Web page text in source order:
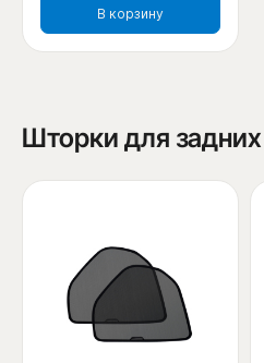
В корзину
Шторки для